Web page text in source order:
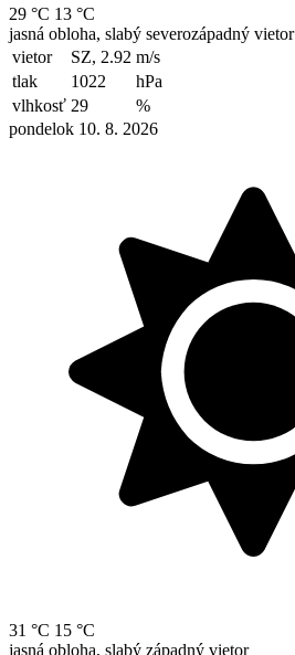
29 °C 13 °C
jasná obloha, slabý severozápadný vietor
vietor
SZ, 2.92 m/s
tlak
1022
hPa
vlhkosť 29
%
pondelok 10. 8. 2026
31 °C 15 °C
jasná obloha, slabý západný vietor